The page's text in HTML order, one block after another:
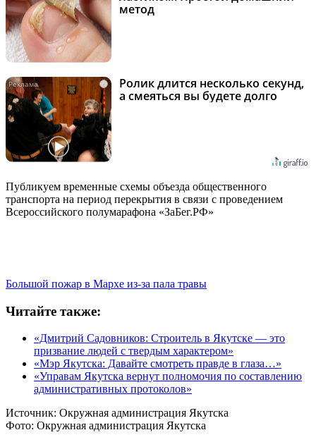
метод
i
Ролик длится несколько секунд,
а смеяться вы будете долго
Публикуем временные схемы объезда общественного
транспорта на период перекрытия в связи с проведением
Всероссийского полумарафона «ЗаБег.РФ»
Большой пожар в Мархе из-за пала травы
Читайте также:
«Дмитрий Садовников: Строитель в Якутске — это
призвание людей с твердым характером»
«Мэр Якутска: Давайте смотреть правде в глаза…»
«Управам Якутска вернут полномочия по составлению
административных протоколов»
Источник: Окружная администрация Якутска
Фото: Окружная администрация Якутска